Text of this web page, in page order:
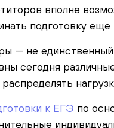
вполне
подготовку
— не
сегодня
к ЕГЭ по